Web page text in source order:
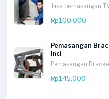
Jasa pemasangan
Rp100.000
Pemasangan
Inci
Pemasangan
Rp145.000